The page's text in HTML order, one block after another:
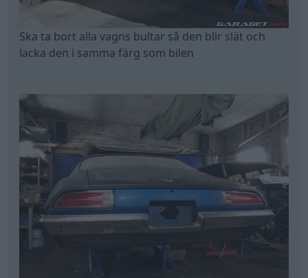
Ska ta bort alla vagns bultar så den blir slät och
lacka den i samma färg som bilen